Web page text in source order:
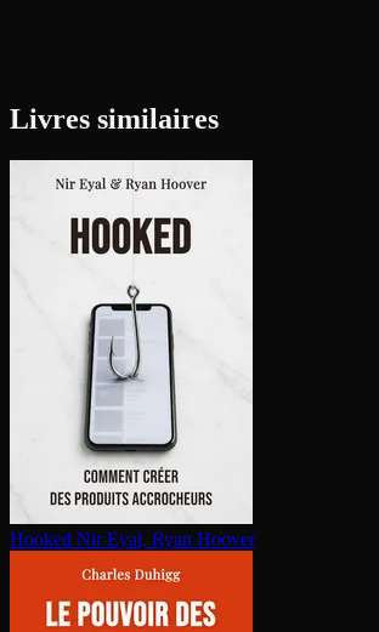
Livres similaires
Hooked Nir Eyal, Ryan Hoover